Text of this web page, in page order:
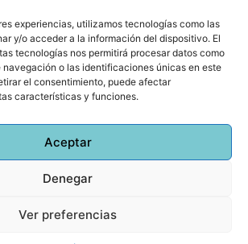
experiencias, utilizamos tecnologías como las
y/o acceder a la información del dispositivo. El
tecnologías nos permitirá procesar datos como
o las identificaciones únicas en este
el consentimiento, puede afectar
características y funciones.
Aceptar
Denegar
Ver preferencias
sobre mí
qué ayuda y qué no.
que conectan
Martín | DiseñoHuub World